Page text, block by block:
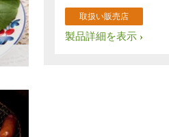
取扱い販売店
製品詳細を表示